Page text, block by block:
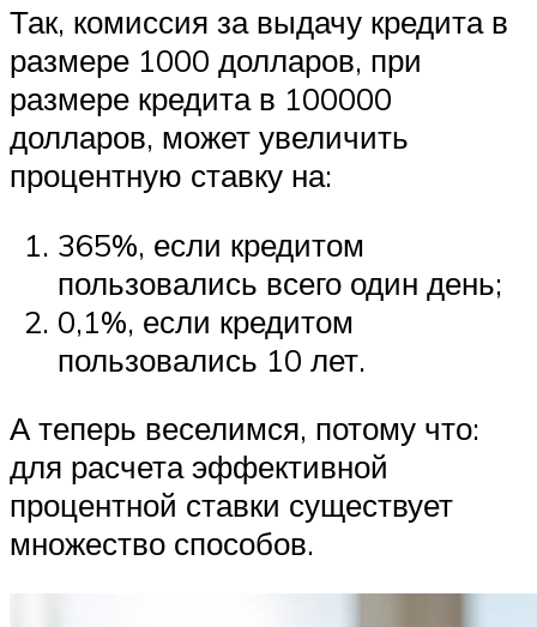
Так, комиссия за выдачу кредита в
размере 1000 долларов, при
размере кредита в 100000
долларов, может увеличить
процентную ставку на:
365%, если кредитом
пользовались всего один день;
0,1%, если кредитом
пользовались 10 лет.
А теперь веселимся, потому что:
для расчета эффективной
процентной ставки существует
множество способов.